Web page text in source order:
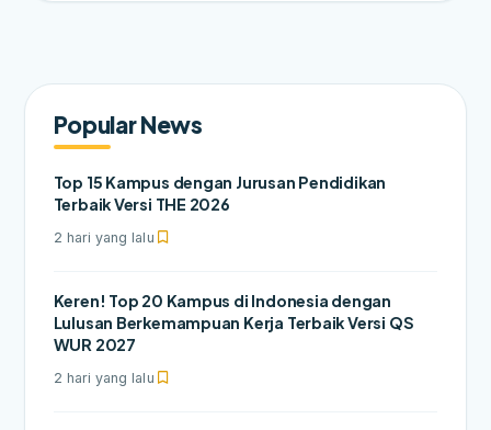
Popular News
Top 15 Kampus dengan Jurusan Pendidikan
Terbaik Versi THE 2026
2 hari yang lalu
Keren! Top 20 Kampus di Indonesia dengan
Lulusan Berkemampuan Kerja Terbaik Versi QS
WUR 2027
2 hari yang lalu